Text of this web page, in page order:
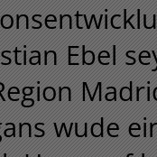
Ebel
wude